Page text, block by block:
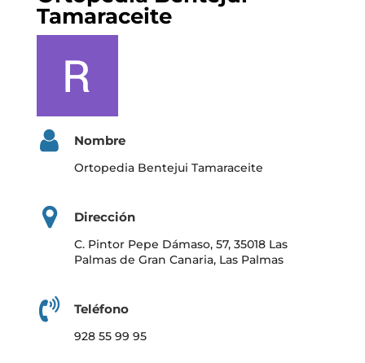
Tamaraceite
Nombre
Ortopedia Bentejui Tamaraceite
Dirección
C. Pintor Pepe Dámaso, 57, 35018 Las
Palmas de Gran Canaria, Las Palmas
Teléfono
928 55 99 95